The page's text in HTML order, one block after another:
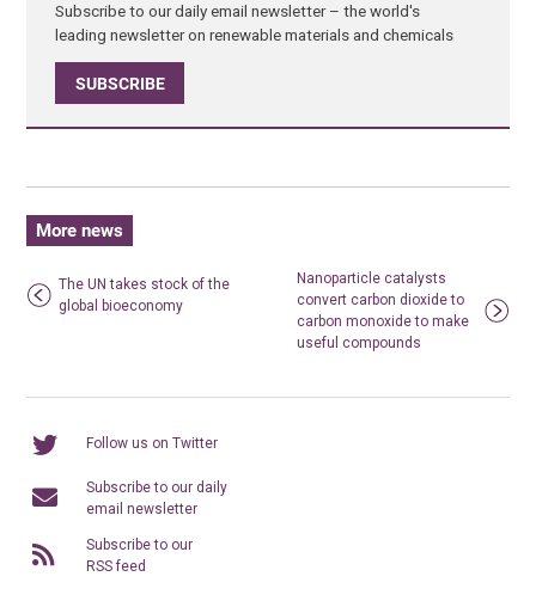
Subscribe to our daily email newsletter – the world's
leading newsletter on renewable materials and chemicals
SUBSCRIBE
More news
The UN takes stock of the
global bioeconomy
Nanoparticle catalysts
convert carbon dioxide to
carbon monoxide to make
useful compounds
Follow us on Twitter
Subscribe to our daily
email newsletter
Subscribe to our
RSS feed